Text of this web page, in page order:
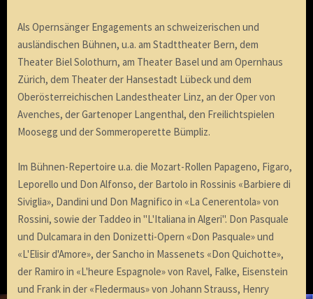
Als Opernsänger Engagements an schweizerischen und
ausländischen Bühnen, u.a. am Stadttheater Bern, dem
Theater Biel Solothurn, am Theater Basel und am Opernhaus
Zürich, dem Theater der Hansestadt Lübeck und dem
Oberösterreichischen Landestheater Linz, an der Oper von
Avenches, der Gartenoper Langenthal, den Freilichtspielen
Moosegg und der Sommeroperette Bümpliz.
Im Bühnen-Repertoire u.a. die Mozart-Rollen Papageno, Figaro,
Leporello und Don Alfonso, der Bartolo in Rossinis «Barbiere di
Siviglia», Dandini und Don Magnifico in «La Cenerentola» von
Rossini, sowie der Taddeo in "L'Italiana in Algeri". Don Pasquale
und Dulcamara in den Donizetti-Opern «Don Pasquale» und
«L'Elisir d'Amore», der Sancho in Massenets «Don Quichotte»,
der Ramiro in «L'heure Espagnole» von Ravel, Falke, Eisenstein
und Frank in der «Fledermaus» von Johann Strauss, Henry